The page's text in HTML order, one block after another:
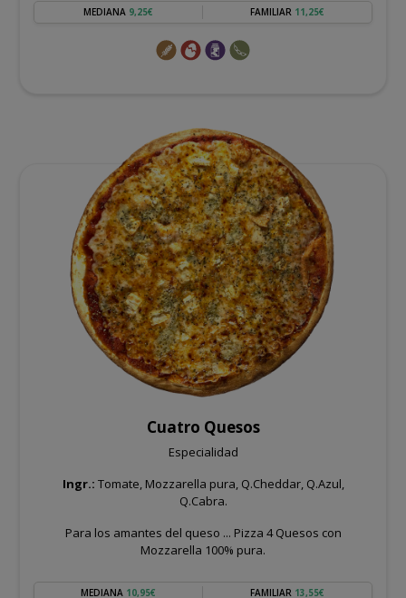
MEDIANA 9,25€ FAMILIAR 11,25€
Cuatro Quesos
Especialidad
Ingr.: Tomate, Mozzarella pura, Q.Cheddar, Q.Azul,
Q.Cabra.
Para los amantes del queso ... Pizza 4 Quesos con
Mozzarella 100% pura.
MEDIANA 10,95€ FAMILIAR 13,55€